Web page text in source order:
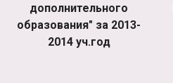
дополнительного
образования" за 2013-
2014 уч.год